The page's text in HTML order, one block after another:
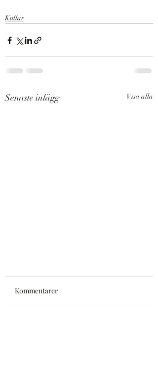
Kullar
Senaste inlägg Visa alla
Kommentarer